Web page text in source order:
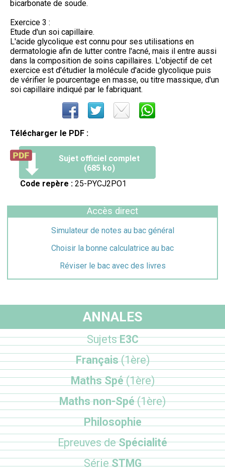
bicarbonate de soude.
Exercice 3 :
Etude d'un soi capillaire.
L'acide glycolique est connu pour ses utilisations en
dermatologie afin de lutter contre l'acné, mais il entre aussi
dans la composition de soins capillaires. L'objectif de cet
exercice est d'étudier la molécule d'acide glycolique puis
de vérifier le pourcentage en masse, ou titre massique, d'un
soi capillaire indiqué par le fabriquant.
Télécharger le PDF :
Sujet officiel complet
(685 ko)
Code repère : 25-PYCJ2PO1
Accès direct
Simulateur de notes au bac général
Choisir la bonne calculatrice au bac
Réviser le bac avec des livres
ANNALES
SujetsE3C
Français(1ère)
Maths Spé(1ère)
Maths non-Spé(1ère)
Philosophie
Epreuves deSpécialité
SérieSTMG